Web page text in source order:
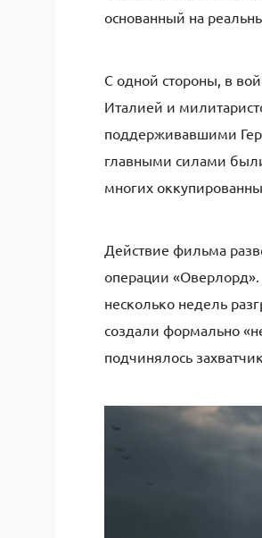
основанный на
С одной стороны, в
Италией и
поддерживавшими
главными силами
многих
Действие фильма
операции
несколько недель
создали формально
подчинялось